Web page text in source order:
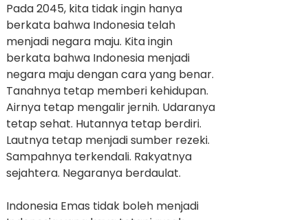
Pada 2045, kita tidak ingin hanya
berkata bahwa Indonesia telah
menjadi negara maju. Kita ingin
berkata bahwa Indonesia menjadi
negara maju dengan cara yang benar.
Tanahnya tetap memberi kehidupan.
Airnya tetap mengalir jernih. Udaranya
tetap sehat. Hutannya tetap berdiri.
Lautnya tetap menjadi sumber rezeki.
Sampahnya terkendali. Rakyatnya
sejahtera. Negaranya berdaulat.
Indonesia Emas tidak boleh menjadi